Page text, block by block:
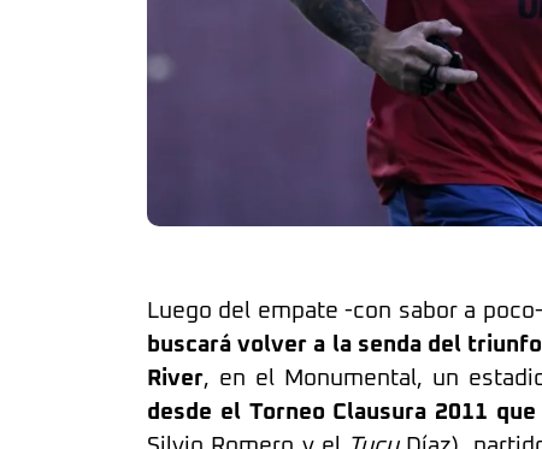
Luego del empate -con sabor a
buscará volver a la senda del triunfo
River, en el Monumental, un
desde el Torneo Clausura 2011